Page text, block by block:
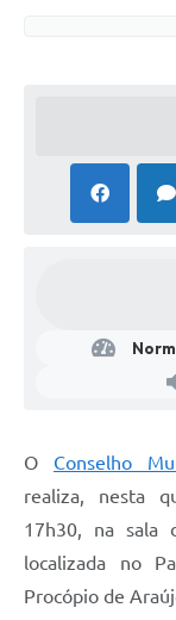
O Conselho
realiza, nesta
17h30, na sala
localizada no
Procópio de